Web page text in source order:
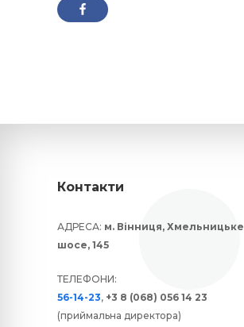
Контакти
АДРЕСА: м. Вінниця, Хмельницьке
шосе, 145
ТЕЛЕФОНИ:
56-14-23, +3 8 (068) 056 14 23
(приймальна директора)